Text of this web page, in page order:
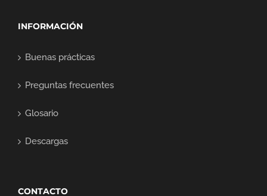
INFORMACIÓN
Buenas prácticas
Preguntas frecuentes
Glosario
Descargas
CONTACTO